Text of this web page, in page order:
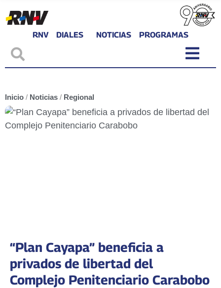
RNV DIALES NOTICIAS PROGRAMAS
Inicio / Noticias / Regional
“Plan Cayapa” beneficia a
privados de libertad del
Complejo Penitenciario Carabobo